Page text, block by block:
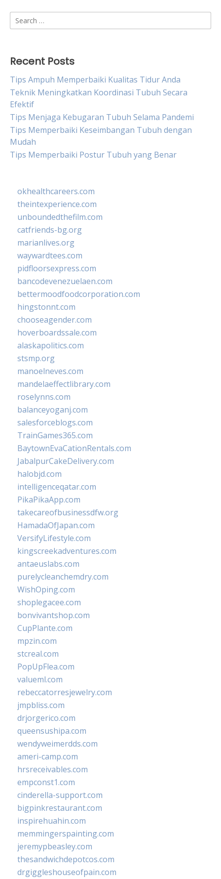
Search
for:
Recent Posts
Tips Ampuh Memperbaiki Kualitas Tidur Anda
Teknik Meningkatkan Koordinasi Tubuh Secara
Efektif
Tips Menjaga Kebugaran Tubuh Selama Pandemi
Tips Memperbaiki Keseimbangan Tubuh dengan
Mudah
Tips Memperbaiki Postur Tubuh yang Benar
okhealthcareers.com
theintexperience.com
unboundedthefilm.com
catfriends-bg.org
marianlives.org
waywardtees.com
pidfloorsexpress.com
bancodevenezuelaen.com
bettermoodfoodcorporation.com
hingstonnt.com
chooseagender.com
hoverboardssale.com
alaskapolitics.com
stsmp.org
manoelneves.com
mandelaeffectlibrary.com
roselynns.com
balanceyoganj.com
salesforceblogs.com
TrainGames365.com
BaytownEvaCationRentals.com
JabalpurCakeDelivery.com
halobjd.com
intelligenceqatar.com
PikaPikaApp.com
takecareofbusinessdfw.org
HamadaOfJapan.com
VersifyLifestyle.com
kingscreekadventures.com
antaeuslabs.com
purelycleanchemdry.com
WishOping.com
shoplegacee.com
bonvivantshop.com
CupPlante.com
mpzin.com
stcreal.com
PopUpFlea.com
valueml.com
rebeccatorresjewelry.com
jmpbliss.com
drjorgerico.com
queensushipa.com
wendyweimerdds.com
ameri-camp.com
hrsreceivables.com
empconst1.com
cinderella-support.com
bigpinkrestaurant.com
inspirehuahin.com
memmingerspainting.com
jeremypbeasley.com
thesandwichdepotcos.com
drgiggleshouseofpain.com